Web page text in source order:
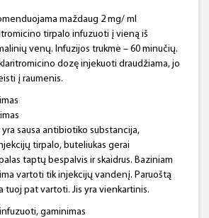
maždaug 2 mg/ ml
tirpalo infuzuoti į vieną iš
venų. Infuzijos trukmė – 60 minučių.
dozę injekuoti draudžiama, jo
į raumenis.
yra sausa antibiotiko substancija,
tirpalo, buteliukas gerai
taptų bespalvis ir skaidrus. Baziniam
vartoti tik injekcijų vandenį. Paruoštą
tuoj pat vartoti. Jis yra vienkartinis.
gaminimas